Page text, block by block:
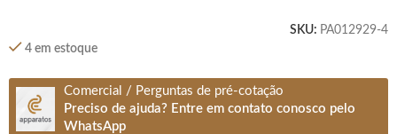
SKU: PA012929-4
4 em estoque
Comercial / Perguntas de pré-cotação
Preciso de ajuda? Entre em contato conosco pelo
WhatsApp